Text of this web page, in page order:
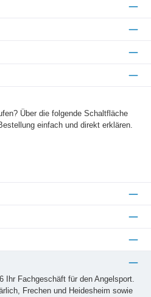
Über die folgende Schaltfläche
einfach und direkt erklären.
Ihr Fachgeschäft für den Angelsport.
Frechen und Heidesheim sowie